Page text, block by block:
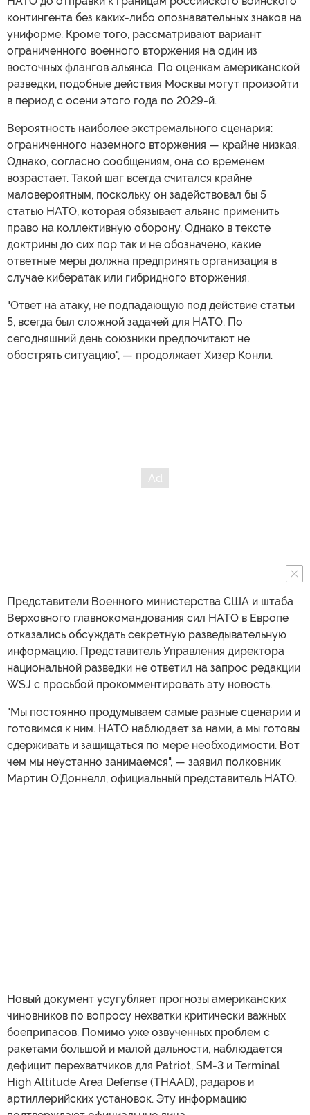
контингента без каких-либо опознавательных знаков на
униформе. Кроме того, рассматривают вариант
ограниченного военного вторжения на один из
восточных флангов альянса. По оценкам американской
разведки, подобные действия Москвы могут произойти
в период с осени этого года по 2029-й.
Вероятность наиболее экстремального сценария:
ограниченного наземного вторжения — крайне низкая.
Однако, согласно сообщениям, она со временем
возрастает. Такой шаг всегда считался крайне
маловероятным, поскольку он задействовал бы 5
статью НАТО, которая обязывает альянс применить
право на коллективную оборону. Однако в тексте
доктрины до сих пор так и не обозначено, какие
ответные меры должна предпринять организация в
случае кибератак или гибридного вторжения.
"Ответ на атаку, не подпадающую под действие статьи
5, всегда был сложной задачей для НАТО. По
сегодняшний день союзники предпочитают не
обострять ситуацию", — продолжает Хизер Конли.
Представители Военного министерства США и штаба
Верховного главнокомандования сил НАТО в Европе
отказались обсуждать секретную разведывательную
информацию. Представитель Управления директора
национальной разведки не ответил на запрос редакции
WSJ с просьбой прокомментировать эту новость.
"Мы постоянно продумываем самые разные сценарии и
готовимся к ним. НАТО наблюдает за нами, а мы готовы
сдерживать и защищаться по мере необходимости. Вот
чем мы неустанно занимаемся", — заявил полковник
Мартин О’Доннелл, официальный представитель НАТО.
Новый документ усугубляет прогнозы американских
чиновников по вопросу нехватки критически важных
боеприпасов. Помимо уже озвученных проблем с
ракетами большой и малой дальности, наблюдается
дефицит перехватчиков для Patriot, SM-3 и Terminal
High Altitude Area Defense (THAAD), радаров и
артиллерийских установок. Эту информацию